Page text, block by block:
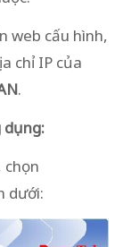
web cấu hình,
chỉ IP của
.
dụng:
chọn
dưới: